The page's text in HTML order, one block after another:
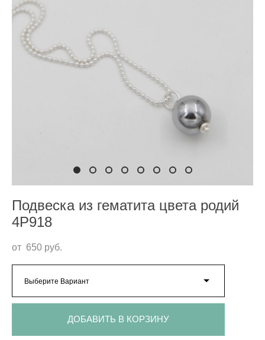
Подвеска из гематита цвета родий
4P918
от 650 pуб.
Выберите Вариант
ДОБАВИТЬ В КОРЗИНУ